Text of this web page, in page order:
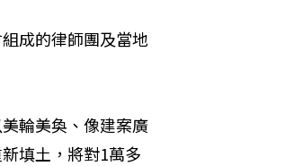
成的律師團及當地
輪美奐、像建案廣
填土，將對1萬多